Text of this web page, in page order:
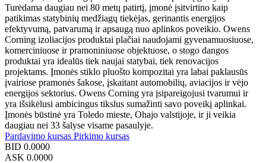
Turėdama daugiau nei 80 metų patirtį, įmonė įsitvirtino kaip
patikimas statybinių medžiagų tiekėjas, gerinantis energijos
efektyvumą, patvarumą ir apsaugą nuo aplinkos poveikio. Owens
Corning izoliacijos produktai plačiai naudojami gyvenamuosiuose,
komerciniuose ir pramoniniuose objektuose, o stogo dangos
produktai yra idealūs tiek naujai statybai, tiek renovacijos
projektams. Įmonės stiklo pluošto kompozitai yra labai paklausūs
įvairiose pramonės šakose, įskaitant automobilių, aviacijos ir vėjo
energijos sektorius. Owens Corning yra įsipareigojusi tvarumui ir
yra išsikėlusi ambicingus tikslus sumažinti savo poveikį aplinkai.
Įmonės būstinė yra Toledo mieste, Ohajo valstijoje, ir ji veikia
daugiau nei 33 šalyse visame pasaulyje.
Pardavimo kursas Pirkimo kursas
BID 0.0000
ASK 0.0000